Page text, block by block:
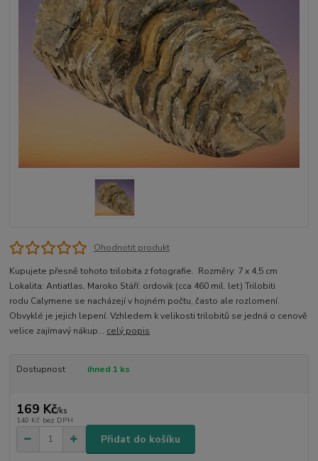
Ohodnotit produkt
Kupujete přesně tohoto trilobita z fotografie. Rozměry: 7 x 4,5 cm
Lokalita: Antiatlas, Maroko Stáří: ordovik (cca 460 mil. let) Trilobiti
rodu Calymene se nacházejí v hojném počtu, často ale rozlomení.
Obvyklé je jejich lepení. Vzhledem k velikosti trilobitů se jedná o cenově
velice zajímavý nákup... celý popis
Dostupnost ihned 1 ks
169 Kč/ks
140 Kč bez DPH
Přidat do košíku